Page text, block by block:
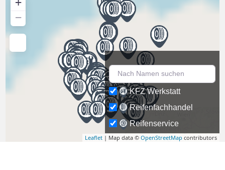
−
Leaflet| Map data © OpenStreetMap contributors
KFZ Werkstatt
Reifenfachhandel
Reifenservice